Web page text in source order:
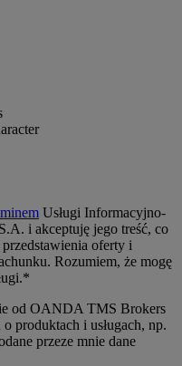
Usługi Informacyjno-
i akceptuję jego treść, co
oferty i
Rozumiem, że mogę
od OANDA TMS Brokers
produktach i usługach, np.
przeze mnie dane